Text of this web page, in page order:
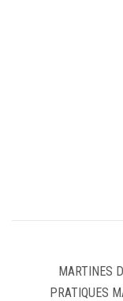
MARTINES
PRATIQUES